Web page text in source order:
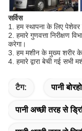
सर्विस
1. हम स्थापना के लिए पेशेवर
2. हमारे गुणवत्ता निरीक्षण
करेगा।
3. हम मशीन के मुख्य शरीर के
4. हमारे द्वारा बेची गई
टैग: पानी
पानी अच्छी तरह से